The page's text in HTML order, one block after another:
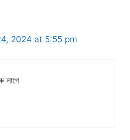
2024 at 5:55 pm
লাগে